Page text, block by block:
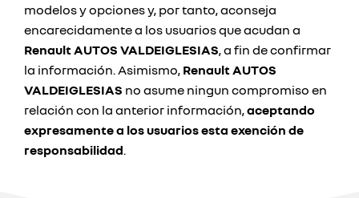
modelos y opciones y, por tanto, aconseja
encarecidamente a los usuarios que acudan a
Renault AUTOS VALDEIGLESIAS, a fin de confirmar
la información. Asimismo, Renault AUTOS
VALDEIGLESIAS no asume ningun compromiso en
relación con la anterior información,aceptando
expresamente a los usuarios esta exención de
responsabilidad.